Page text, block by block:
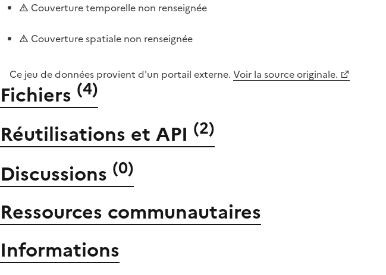
Couverture temporelle non renseignée
Couverture spatiale non renseignée
Ce jeu de données provient d'un portail externe. Voir la source originale.
Fichiers (4)
Réutilisations et API (2)
Discussions (0)
Ressources communautaires
Informations